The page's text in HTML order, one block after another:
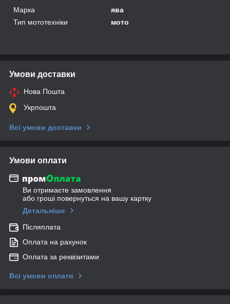
Марка
ява
Тип мототехніки
мото
Умови доставки
Нова Пошта
Укрпошта
Всі умови доставки
Умови оплати
Ви отримаєте замовлення
або гроші повернуться на вашу картку
Детальніше
Післяплата
Оплата на рахунок
Оплата за реквізитами
Всі умови оплати